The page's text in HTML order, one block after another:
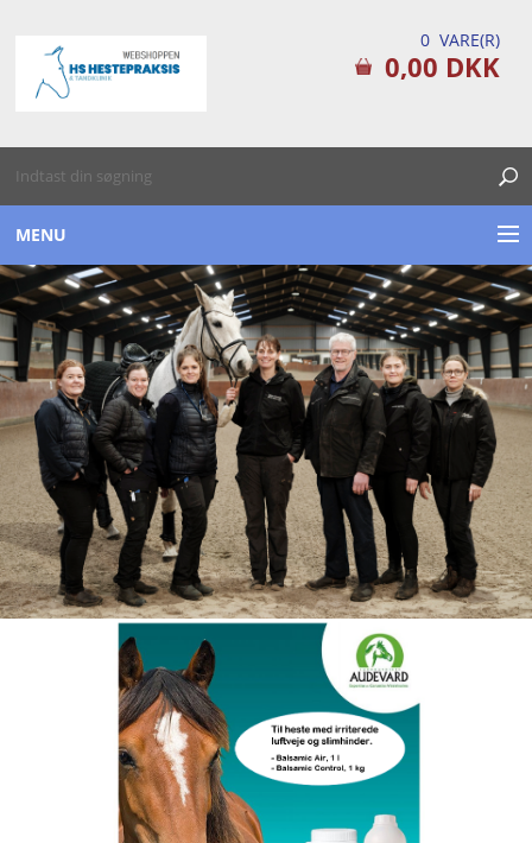
0 VARE(R)
0,00 DKK
MENU
TILSKUDSPRODUKTER
PLEJEPRODUKTER
FØRSTEHJÆLPS KITS
TILBUD / DATOVARE
DIVERSE
BRANDS